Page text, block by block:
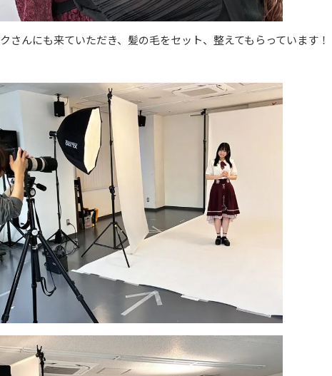
さんにも来ていただき、髪の毛をセット、整えてもらっています！